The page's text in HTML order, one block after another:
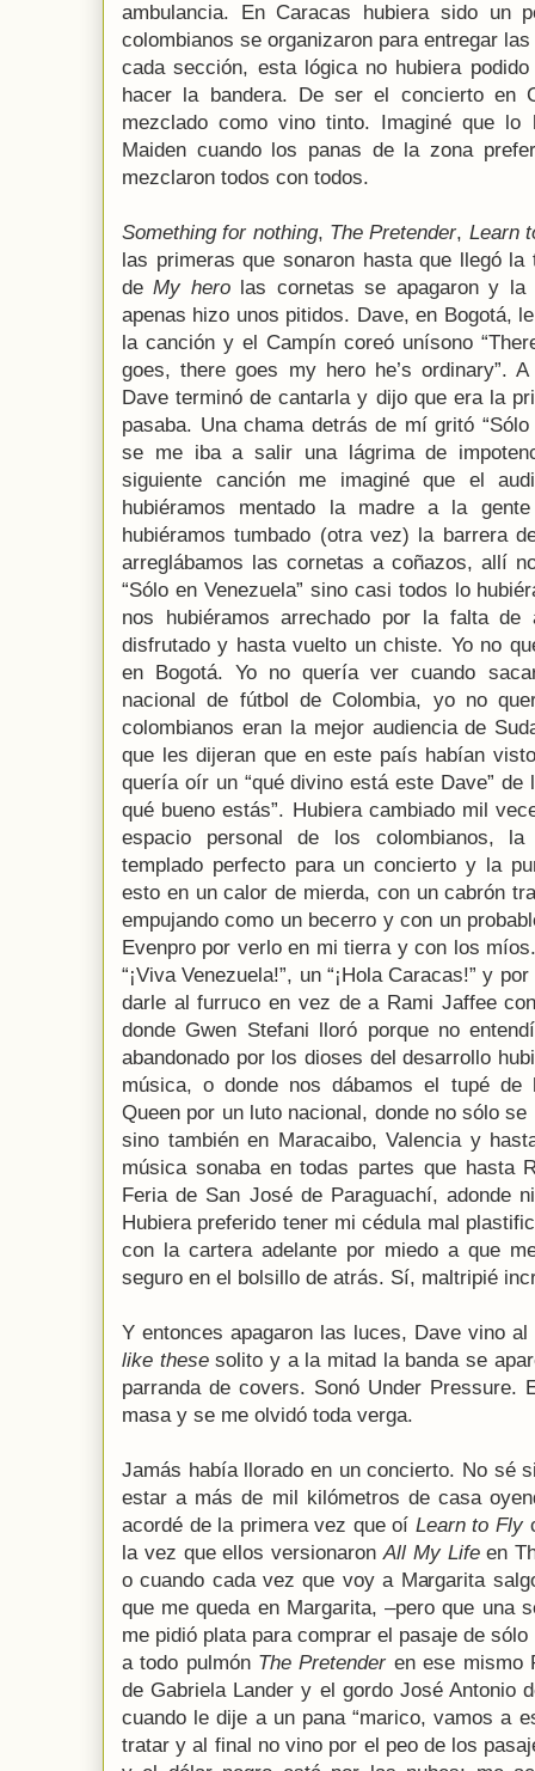
ambulancia. En Caracas hubiera sido un
colombianos se organizaron para entregar
cada sección, esta lógica no hubiera
hacer la bandera. De ser el concierto en
mezclado como vino tinto. Imaginé que
Maiden cuando los panas de la zona
mezclaron todos con todos.
Something for nothing, The Pretender, Learn
las primeras que sonaron hasta que llegó la
deMy herolas cornetas se apagaron y la
apenas hizo unos pitidos. Dave, en Bogotá,
la canción y el Campín coreó unísono
goes, there goes my hero he’s ordinary”.
Dave terminó de cantarla y dijo que era la
pasaba. Una chama detrás de mí gritó
se me iba a salir una lágrima de
siguiente canción me imaginé que el
hubiéramos mentado la madre a la
hubiéramos tumbado (otra vez) la barrera
arreglábamos las cornetas a coñazos, allí
“Sólo en Venezuela” sino casi todos lo
nos hubiéramos arrechado por la falta de
disfrutado y hasta vuelto un chiste. Yo no
en Bogotá. Yo no quería ver cuando
nacional de fútbol de Colombia, yo no
colombianos eran la mejor audiencia de
que les dijeran que en este país habían
quería oír un “qué divino está este Dave”
qué bueno estás”. Hubiera cambiado mil
espacio personal de los colombianos,
templado perfecto para un concierto y la
esto en un calor de mierda, con un cabrón
empujando como un becerro y con un
Evenpro por verlo en mi tierra y con los
“¡Viva Venezuela!”, un “¡Hola Caracas!” y
darle al furruco en vez de a Rami Jaffee
donde Gwen Stefani lloró porque no
abandonado por los dioses del desarrollo
música, o donde nos dábamos el tupé de
Queen por un luto nacional, donde no sólo
sino también en Maracaibo, Valencia y
música sonaba en todas partes que hasta
Feria de San José de Paraguachí, adonde
Hubiera preferido tener mi cédula mal
con la cartera adelante por miedo a que
seguro en el bolsillo de atrás. Sí, maltripié
Y entonces apagaron las luces, Dave vino
like thesesolito y a la mitad la banda se
parranda de covers. Sonó Under Pressure.
masa y se me olvidó toda verga.
Jamás había llorado en un concierto. No sé
estar a más de mil kilómetros de casa
acordé de la primera vez que oí Learn to Fly
la vez que ellos versionaronAll My Lifeen
o cuando cada vez que voy a Margarita
que me queda en Margarita, –pero que una
me pidió plata para comprar el pasaje de
a todo pulmón The Pretenderen ese mismo
de Gabriela Lander y el gordo José Antonio
cuando le dije a un pana “marico, vamos a
tratar y al final no vino por el peo de los